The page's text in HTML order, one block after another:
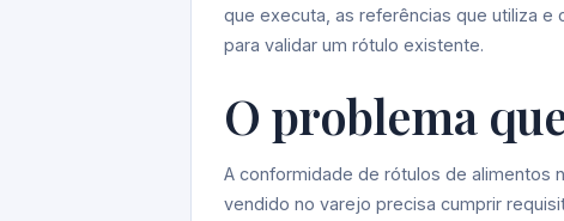
que executa, as referências que utiliza
para validar um rótulo existente.
O problema
A conformidade de rótulos de alimentos
vendido no varejo precisa cumprir